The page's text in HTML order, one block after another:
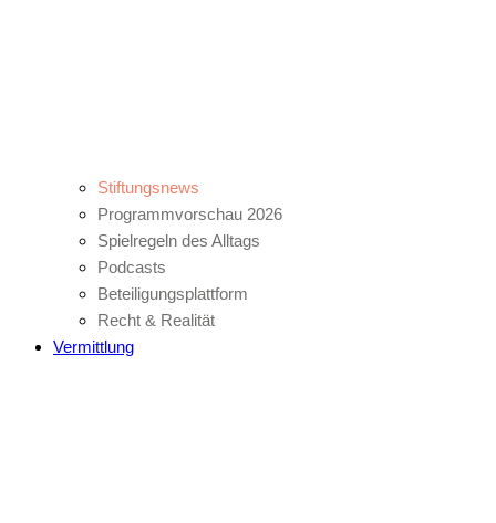
Stiftungsnews
Programmvorschau 2026
Spielregeln des Alltags
Podcasts
Beteiligungsplattform
Recht & Realität
Vermittlung